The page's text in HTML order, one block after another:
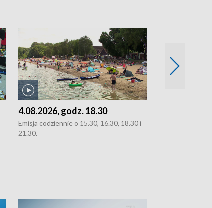
4.08.2026, godz. 18.30
Emisja codziennie o 15.30, 16.30, 18.30 i
21.30.